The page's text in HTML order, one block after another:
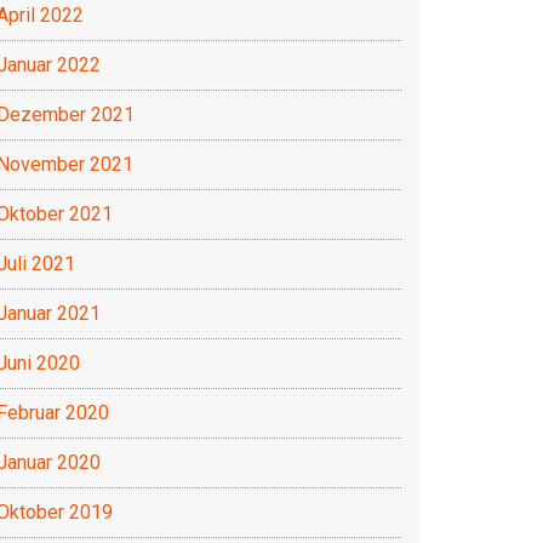
2022
2022
2021
2021
2021
2021
2021
2020
2020
2020
2019